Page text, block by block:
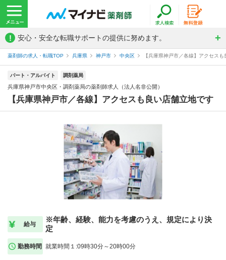
! 安心・安全な転職サポートの提供に努めます。
薬剤師の求人・転職TOP 兵庫県 神戸市 中央区 【兵庫県神戸市／各線】アクセス
パート・アルバイト 調剤薬局
兵庫県神戸市中央区・調剤薬局の薬剤師求人（法人名非公開）
【兵庫県神戸市／各線】アクセスも良い店舗立地です
給与
※年齢、経験、能力を考慮のうえ、規定により決
定
勤務時間 就業時間１:09時30分～20時00分